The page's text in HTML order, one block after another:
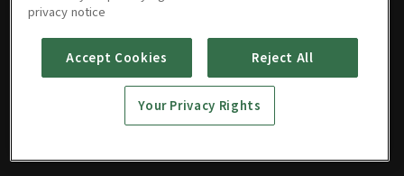
privacy notice
Accept Cookies Reject All
Your Privacy Rights